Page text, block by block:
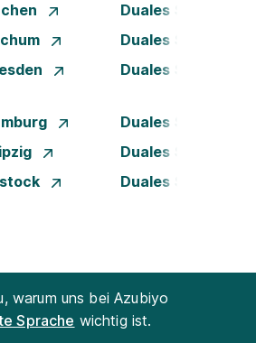
Duales Studium
Duales Studium
Duales Studium
Duales Studium
Duales Studium
Duales Studium
warum uns bei Azubiyo
Sprache wichtig ist.